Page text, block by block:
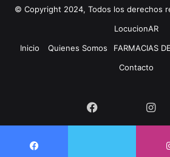
© Copyright 2024, Todos los derechos
LocucionAR
Inicio
Quienes Somos FARMACIAS
Contacto
Facebook